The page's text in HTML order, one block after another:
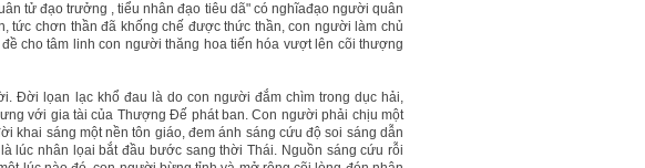
tử đạo trưởng , tiểu nhân đạo tiêu dã" có nghĩađạo người quân
tức chơn thần đã khống chế được thức thần, con người làm chủ
cho tâm linh con người thăng hoa tiến hóa vượt lên cõi thượng
Đời lọan lạc khổ đau là do con người đắm chìm trong dục hải,
với gia tài của Thượng Đế phát ban. Con người phải chịu một
khai sáng một nền tôn giáo, đem ánh sáng cứu độ soi sáng dẫn
lúc nhân lọai bắt đầu bước sang thời Thái. Nguồn sáng cứu rỗi